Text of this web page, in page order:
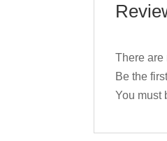
There are
Be the
You must